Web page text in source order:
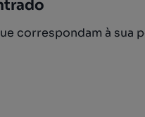
correspondam à sua